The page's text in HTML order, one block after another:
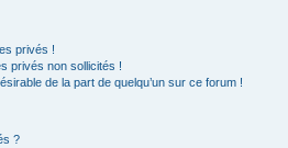
privés !
privés non sollicités !
de la part de quelqu’un sur ce forum !
?